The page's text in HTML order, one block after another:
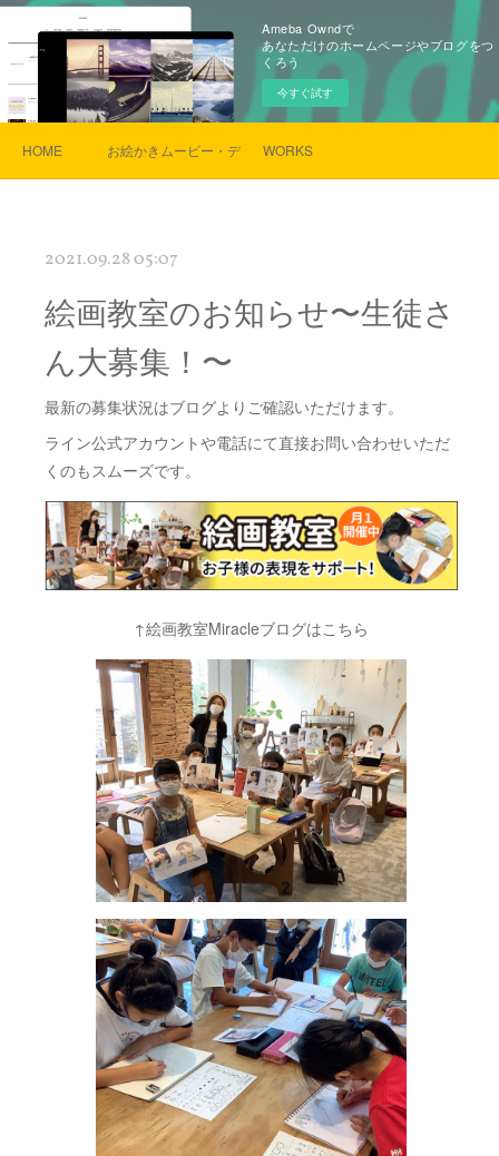
Ameba Owndで
あなただけのホームページやブログをつ
くろう
今すぐ試す
HOME お絵かきムービー・デザイン・似顔絵
WORKS
2021.09.28 05:07
絵画教室のお知らせ〜生徒さ
ん大募集！〜
最新の募集状況はブログよりご確認いただけます。
ライン公式アカウントや電話にて直接お問い合わせいただ
くのもスムーズです。
↑絵画教室Miracleブログはこちら